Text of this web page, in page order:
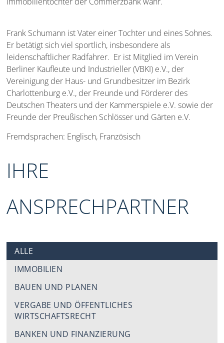
Frank Schumann ist Vater einer Tochter und eines Sohnes.
Er betätigt sich viel sportlich, insbesondere als
leidenschaftlicher Radfahrer. Er ist Mitglied im Verein
Berliner Kaufleute und Industrieller (VBKI) e.V., der
Vereinigung der Haus- und Grundbesitzer im Bezirk
Charlottenburg e.V., der Freunde und Förderer des
Deutschen Theaters und der Kammerspiele e.V. sowie der
Freunde der Preußischen Schlösser und Gärten e.V.
Fremdsprachen: Englisch, Französisch
IHRE
ANSPRECHPARTNER
ALLE
IMMOBILIEN
BAUEN UND PLANEN
VERGABE UND ÖFFENTLICHES
WIRTSCHAFTSRECHT
BANKEN UND FINANZIERUNG